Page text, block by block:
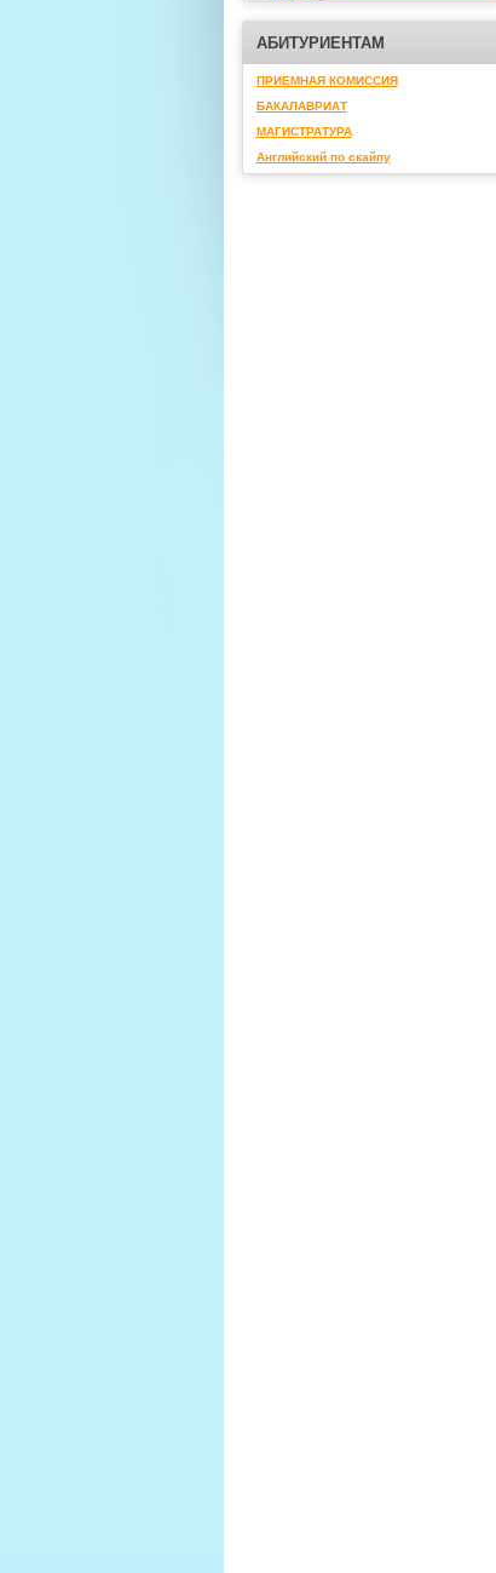
АБИТУРИЕНТАМ
ПРИЕМНАЯ КОМИССИЯ
БАКАЛАВРИАТ
МАГИСТРАТУРА
Английский по скайпу